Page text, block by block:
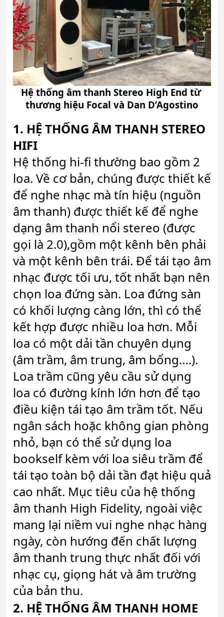
Hệ thống âm thanh Stereo High End từ
thương hiệu Focal và Dan D’Agostino
1. HỆ THỐNG ÂM THANH STEREO
HIFI
Hệ thống hi-fi thường bao gồm 2
loa. Về cơ bản, chúng được thiết kế
để nghe nhạc mà tín hiệu (nguồn
âm thanh) được thiết kế để nghe
dạng âm thanh nổi stereo (được
gọi là 2.0),gồm một kênh bên phải
và một kênh bên trái. Để tái tạo âm
nhạc được tối ưu, tốt nhất bạn nên
chọn loa đứng sàn. Loa đứng sàn
có khối lượng càng lớn, thì có thể
kết hợp được nhiều loa hơn. Mỗi
loa có một dải tần chuyên dụng
(âm trầm, âm trung, âm bổng….).
Loa trầm cũng yêu cầu sử dụng
loa có đường kính lớn hơn để tạo
điều kiện tái tạo âm trầm tốt. Nếu
ngân sách hoặc không gian phòng
nhỏ, bạn có thể sử dụng loa
bookself kèm với loa siêu trầm để
tái tạo toàn bộ dải tần đạt hiệu quả
cao nhất. Mục tiêu của hệ thống
âm thanh High Fidelity, ngoài việc
mang lại niềm vui nghe nhạc hàng
ngày, còn hướng đến chất lượng
âm thanh trung thực nhất đối với
nhạc cụ, giọng hát và âm trường
của bản thu.
2. HỆ THỐNG ÂM THANH HOME